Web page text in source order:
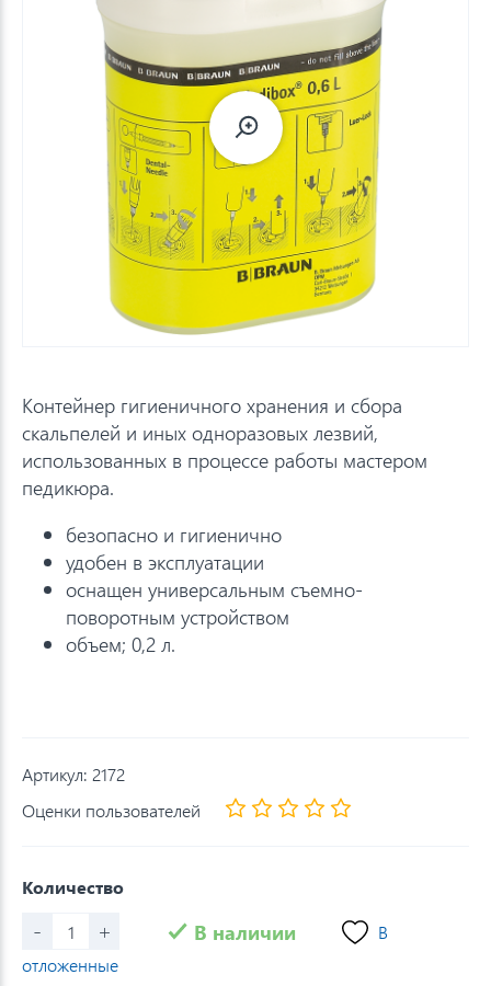
Контейнер гигиеничного хранения и сбора
скальпелей и иных одноразовых лезвий,
использованных в процессе работы мастером
педикюра.
безопасно и гигиенично
удобен в эксплуатации
оснащен универсальным съемно-
поворотным устройством
объем; 0,2 л.
Артикул: 2172
Оценки пользователей
Количество
- + В наличии
В
отложенные